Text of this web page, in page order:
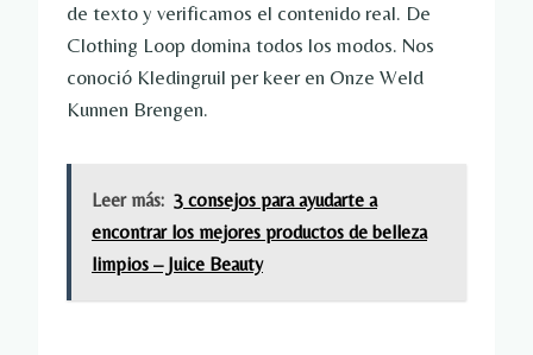
de texto y verificamos el contenido real. De
Clothing Loop domina todos los modos. Nos
conoció Kledingruil per keer en Onze Weld
Kunnen Brengen.
Leer más: 3 consejos para ayudarte a
encontrar los mejores productos de belleza
limpios – Juice Beauty